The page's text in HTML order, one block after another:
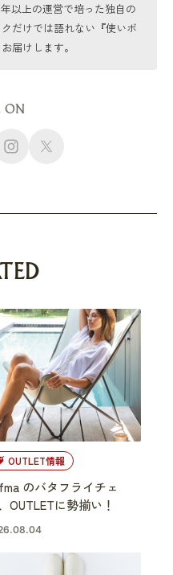
以上の運営で培った独自の
だけでは語れない『使いボ
届けします。
ON
OUTLET情報
のバタフライチェ
OUTLETに勢揃い！